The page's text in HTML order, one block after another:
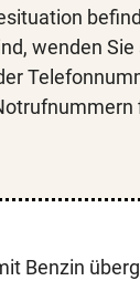
wenden
Benzin